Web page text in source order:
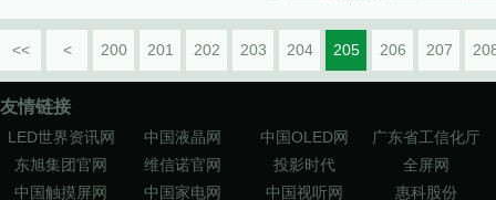
<< < 200 201 202 203 204 205 206 207
友情链接
LED世界资讯网 中国液晶网 中国OLED网
广东省工信化厅
东旭集团官网
维信诺官网 投影时代
全屏网
中国触摸屏网
中国家电网 中国视听网
惠科股份